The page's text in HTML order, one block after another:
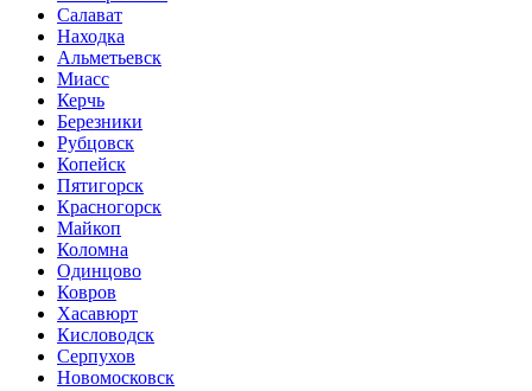
Салават
Находка
Альметьевск
Миасс
Керчь
Березники
Рубцовск
Копейск
Пятигорск
Красногорск
Майкоп
Коломна
Одинцово
Ковров
Хасавюрт
Кисловодск
Серпухов
Новомосковск